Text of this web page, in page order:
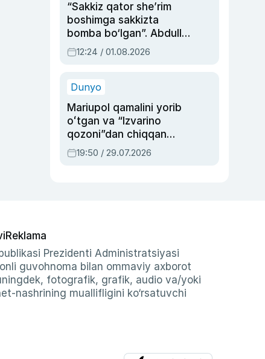
“Sakkiz qator she’rim
boshimga sakkizta
bomba bo‘lgan”. Abdulla
Oripovni siyosiy
ayblovlardan asrab
12:24 / 01.08.2026
Dunyo
Mariupol qamalini yorib
oʻtgan va “Izvarino
qozoni”dan chiqqan
qahramon — Ukraina
armiyasi bosh
19:50 / 29.07.2026
Reklama
Prezidenti Administratsiyasi
guvohnoma bilan ommaviy axborot
fotografik, grafik, audio va/yoki
nashrining muallifligini ko‘rsatuvchi